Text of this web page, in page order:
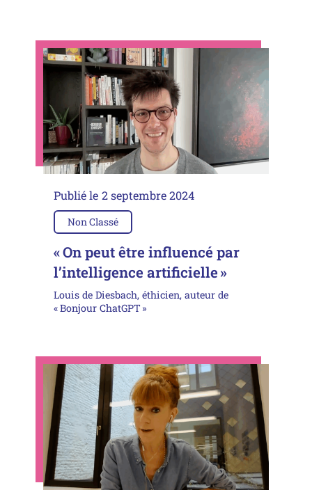
Publié le 2 septembre 2024
Non Classé
« On peut être influencé par
l’intelligence artificielle »
Louis de Diesbach, éthicien, auteur de
« Bonjour ChatGPT »